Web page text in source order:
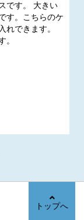
です。 大きい
す。こちらのケ
れできます。
。
トップへ